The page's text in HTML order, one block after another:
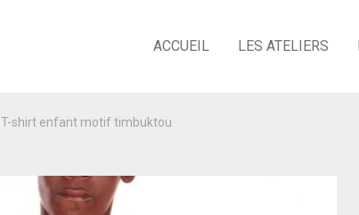
ACCUEIL LES ATELIERS
T-shirt enfant motif timbuktou